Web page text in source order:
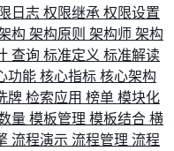
日志 权限继承 权限设置
构 架构原则 架构师 架构
查询 标准定义 标准解读
功能 核心指标 核心架构
牌 检索应用 榜单 模块化
量 模板管理 模板结合 横
流程演示 流程管理 流程